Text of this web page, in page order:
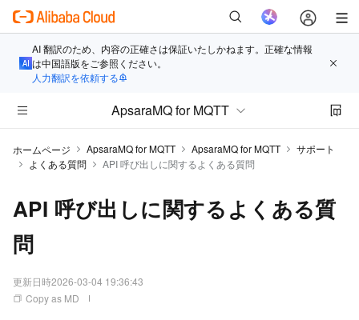
AI 翻訳のため、内容の正確さは保証いたしかねます。正確な情報
は中国語版をご参照ください。
人力翻訳を依頼する
ApsaraMQ for MQTT
ホームページ ApsaraMQ for MQTT ApsaraMQ for MQTT
サポート
よくある質問
API 呼び出しに関するよくある質問
API 呼び出しに関するよくある質
問
更新日時2026-03-04 19:36:43
Copy as MD